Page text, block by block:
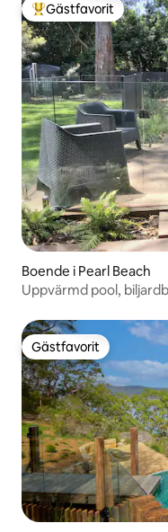
Populär gästfavorit
Gästfavorit
Boende i Pearl Beach
Uppvärmd pool,
Gästfavorit
Gästfavorit